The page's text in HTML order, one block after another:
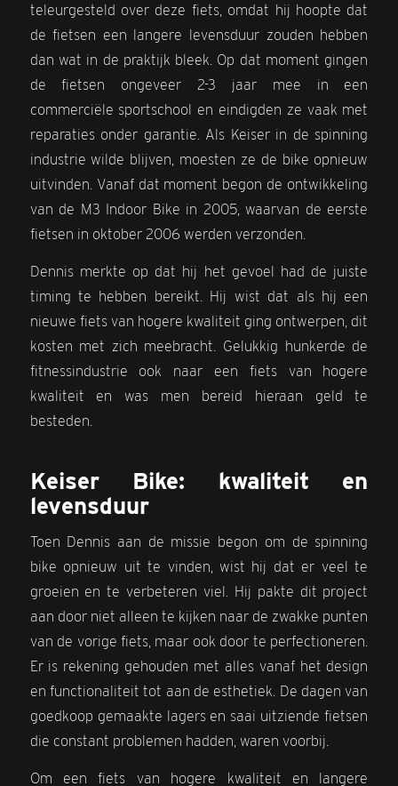
teleurgesteld over deze fiets, omdat hij hoopte dat
de fietsen een langere levensduur zouden hebben
dan wat in de praktijk bleek. Op dat moment gingen
de fietsen ongeveer 2-3 jaar mee in een
commerciële sportschool en eindigden ze vaak met
reparaties onder garantie. Als Keiser in de spinning
industrie wilde blijven, moesten ze de bike opnieuw
uitvinden. Vanaf dat moment begon de ontwikkeling
van de M3 Indoor Bike in 2005, waarvan de eerste
fietsen in oktober 2006 werden verzonden.
Dennis merkte op dat hij het gevoel had de juiste
timing te hebben bereikt. Hij wist dat als hij een
nieuwe fiets van hogere kwaliteit ging ontwerpen, dit
kosten met zich meebracht. Gelukkig hunkerde de
fitnessindustrie ook naar een fiets van hogere
kwaliteit en was men bereid hieraan geld te
besteden.
Keiser Bike: kwaliteit en
levensduur
Toen Dennis aan de missie begon om de spinning
bike opnieuw uit te vinden, wist hij dat er veel te
groeien en te verbeteren viel. Hij pakte dit project
aan door niet alleen te kijken naar de zwakke punten
van de vorige fiets, maar ook door te perfectioneren.
Er is rekening gehouden met alles vanaf het design
en functionaliteit tot aan de esthetiek. De dagen van
goedkoop gemaakte lagers en saai uitziende fietsen
die constant problemen hadden, waren voorbij.
Om een ​​fiets van hogere kwaliteit en langere